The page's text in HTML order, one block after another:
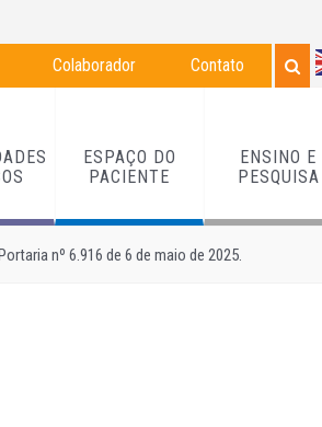
Colaborador Contato
ESPAÇO DO
PACIENTE
ENSINO E
PESQUISA
nº 6.916 de 6 de maio de 2025.